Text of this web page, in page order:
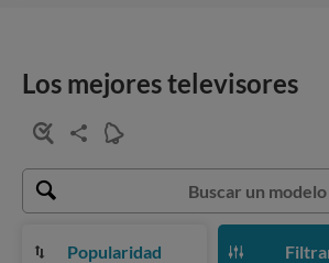
Los mejores televisores
Popularidad